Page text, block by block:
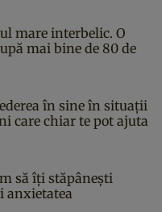
mare interbelic. O
mai bine de 80 de
în sine în situații
care chiar te pot ajuta
să îți stăpânești
anxietatea